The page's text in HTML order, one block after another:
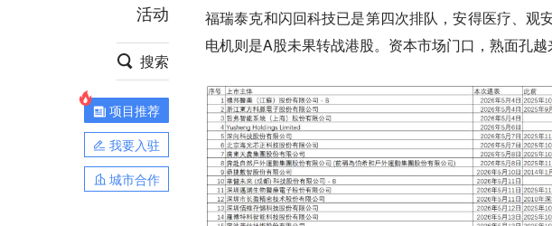
安徽
活动
搜索
项目推荐
我要入驻
城市合作
福瑞泰克和闪回科技已是第四次排队 ，安得医疗、观
电机则是A股未果转战港股。资本市场门口，熟面孔越